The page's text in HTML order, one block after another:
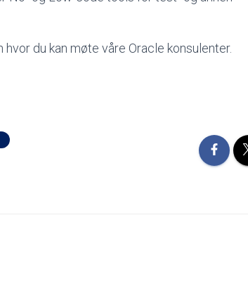
du kan møte våre Oracle konsulenter.